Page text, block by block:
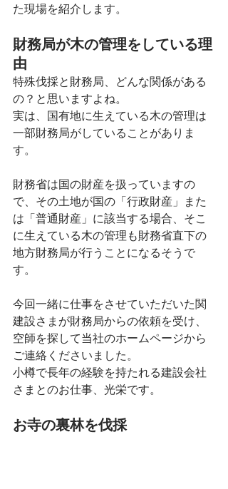
た現場を紹介します。
財務局が木の管理をしている理
由
特殊伐採と財務局、どんな関係がある
の？と思いますよね。
実は、国有地に生えている木の管理は
一部財務局がしていることがありま
す。
財務省は国の財産を扱っていますの
で、その土地が国の「行政財産」また
は「普通財産」に該当する場合、そこ
に生えている木の管理も財務省直下の
地方財務局が行うことになるそうで
す。
今回一緒に仕事をさせていただいた関
建設さまが財務局からの依頼を受け、
空師を探して当社のホームページから
ご連絡くださいました。
小樽で長年の経験を持たれる建設会社
さまとのお仕事、光栄です。
お寺の裏林を伐採